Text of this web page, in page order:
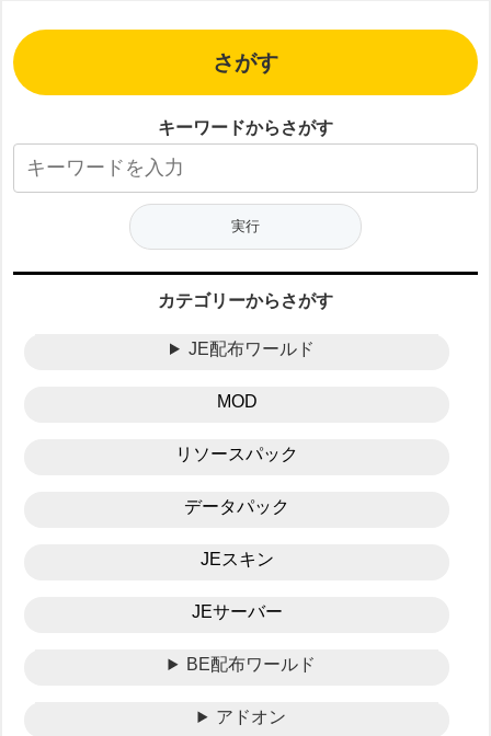
さがす
キーワードからさがす
カテゴリーからさがす
JE配布ワールド
MOD
リソースパック
データパック
JEスキン
JEサーバー
BE配布ワールド
アドオン